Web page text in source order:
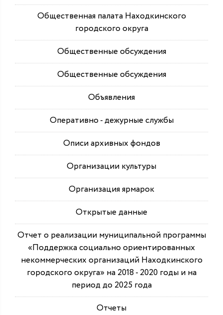
Общественная палата Находкинского
городского округа
Общественные обсуждения
Общественные обсуждения
Объявления
Оперативно - дежурные службы
Описи архивных фондов
Организации культуры
Организация ярмарок
Открытые данные
Отчет о реализации муниципальной программы
«Поддержка социально ориентированных
некоммерческих организаций Находкинского
городского округа» на 2018 - 2020 годы и на
период до 2025 года
Отчеты